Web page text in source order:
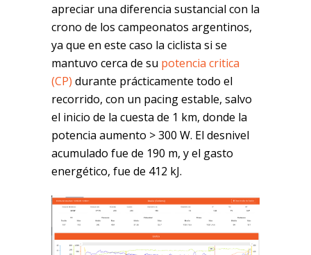
apreciar una diferencia sustancial con la
crono de los campeonatos argentinos,
ya que en este caso la ciclista si se
mantuvo cerca de su potencia critica
(CP) durante prácticamente todo el
recorrido, con un pacing estable, salvo
el inicio de la cuesta de 1 km, donde la
potencia aumento > 300 W. El desnivel
acumulado fue de 190 m, y el gasto
energético, fue de 412 kJ.